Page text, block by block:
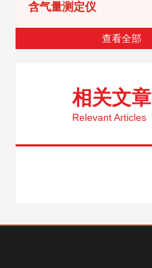
含气量测定仪
查看全部
相关文章
Relevant Articles